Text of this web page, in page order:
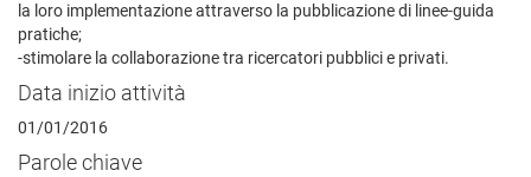
la loro implementazione attraverso la pubblicazione di linee-guida
pratiche;
-stimolare la collaborazione tra ricercatori pubblici e privati.
Data inizio attività
01/01/2016
Parole chiave